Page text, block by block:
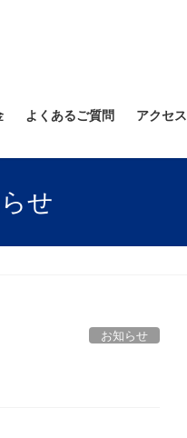
よくあるご質問 アクセス
せ
お知らせ